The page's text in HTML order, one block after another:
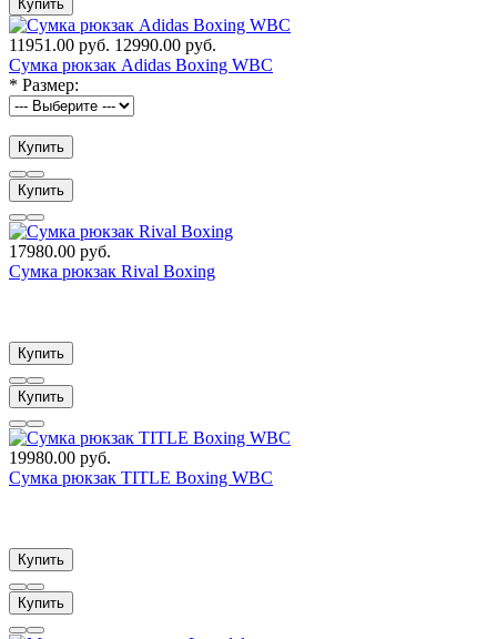
Купить
11951.00 руб. 12990.00 руб.
Сумка рюкзак Adidas Boxing WBC
* Размер:
Купить
Купить
17980.00 руб.
Сумка рюкзак Rival Boxing
Купить
Купить
19980.00 руб.
Сумка рюкзак TITLE Boxing WBC
Купить
Купить